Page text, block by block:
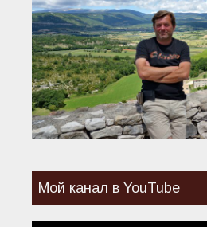
Мой канал в YouTube